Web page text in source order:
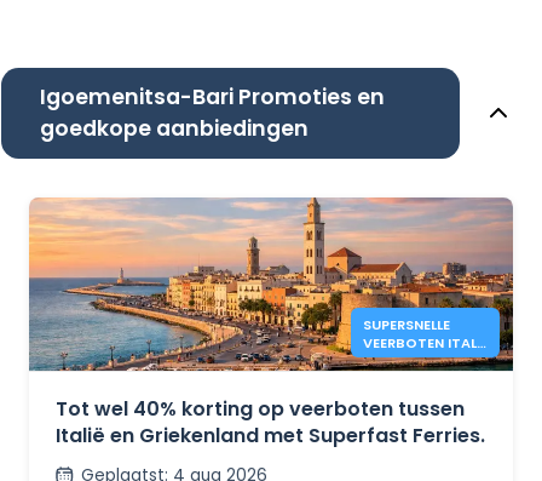
Igoemenitsa-Bari Promoties en
goedkope aanbiedingen
SUPERSNELLE
VEERBOTEN ITALIË
– GRIEKENLAND:
Tot wel 40% korting op veerboten tussen
Italië en Griekenland met Superfast Ferries.
Geplaatst: 4 aug 2026